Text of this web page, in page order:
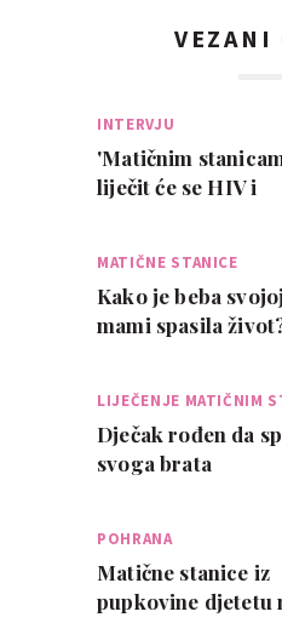
VEZANI
INTERVJU
'Matičnim
liječit će se HIV i
MATIČNE STANICE
Kako je beba svojoj
mami spasila
LIJEČENJE MATIČNIM
Dječak rođen da
svoga brata
POHRANA
Matične stanice iz
pupkovine djetetu